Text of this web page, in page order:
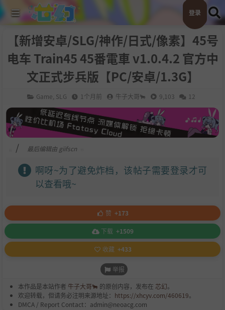
登录
【新增安卓/SLG/神作/日式/像素】45号
电车 Train45 45番電車 v1.0.4.2 官方中
文正式步兵版【PC/安卓/1.3G】
Game SLG 1个月前 牛子大哥🐂 9,103 12
/ 最后编辑由 giifscn
啊呀~为了避免炸档，该帖子需要登录才可
以查看哦~
赞 +173
下载 +1509
收藏 +433
举报
本作品是本站作者 牛子大哥🐂 的原创内容，发布在 芯幻。
欢迎转载，但请务必注明来源地址： https://xhcyv.com/460619。
DMCA / Report Contact：admin@neoacg.com